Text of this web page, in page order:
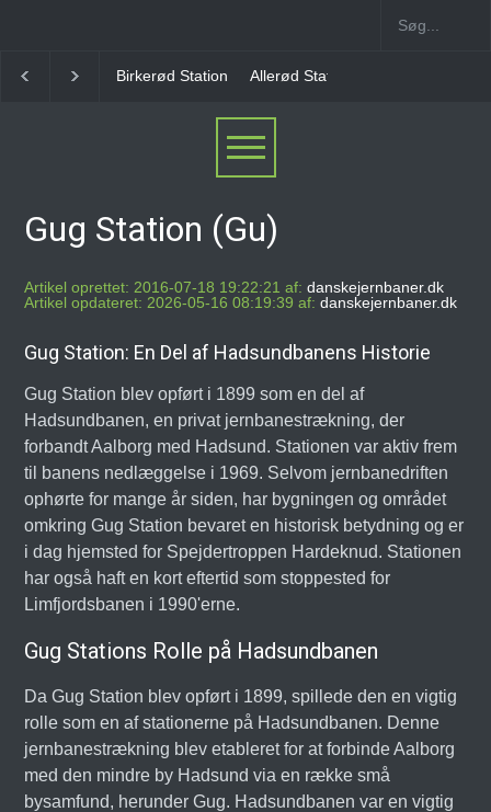
Allerød Station Favrholm Station
Gug Station (Gu)
Artikel oprettet: 2016-07-18 19:22:21 af: danskejernbaner.dk
Artikel opdateret: 2026-05-16 08:19:39 af: danskejernbaner.dk
Gug Station: En Del af Hadsundbanens Historie
Gug Station blev opført i 1899 som en del af
Hadsundbanen, en privat jernbanestrækning, der
forbandt Aalborg med Hadsund. Stationen var aktiv frem
til banens nedlæggelse i 1969. Selvom jernbanedriften
ophørte for mange år siden, har bygningen og området
omkring Gug Station bevaret en historisk betydning og er
i dag hjemsted for Spejdertroppen Hardeknud. Stationen
har også haft en kort eftertid som stoppested for
Limfjordsbanen i 1990'erne.
Gug Stations Rolle på Hadsundbanen
Da Gug Station blev opført i 1899, spillede den en vigtig
rolle som en af stationerne på Hadsundbanen. Denne
jernbanestrækning blev etableret for at forbinde Aalborg
med den mindre by Hadsund via en række små
bysamfund, herunder Gug. Hadsundbanen var en vigtig